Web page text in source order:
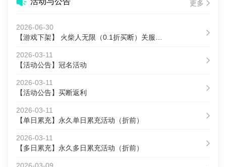
更多
2026-06-30
2026-03-11
【活动公告】冠名活动
2026-03-11
【活动公告】买断返利
2026-03-11
【单日累充】永久单日累充活动（折前）
2026-03-11
【多日累充】永久多日累充活动（折前）